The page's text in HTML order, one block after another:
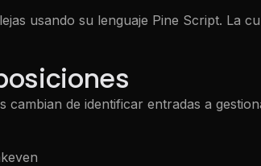
usando su lenguaje Pine Script. La
cambian de identificar entradas a